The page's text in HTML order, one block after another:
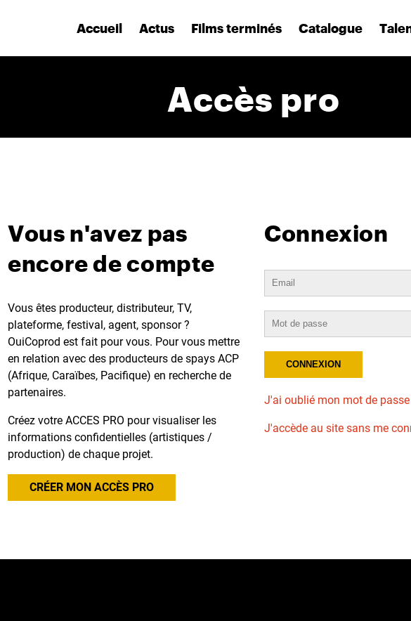
Accueil Actus Films terminés Catalogue
Accès pro
Vous n'avez pas
encore de compte
Vous êtes producteur, distributeur, TV,
plateforme, festival, agent, sponsor ?
OuiCoprod est fait pour vous. Pour vous mettre
en relation avec des producteurs de spays ACP
(Afrique, Caraïbes, Pacifique) en recherche de
partenaires.
Créez votre ACCES PRO pour visualiser les
informations confidentielles (artistiques /
production) de chaque projet.
CRÉER MON ACCÈS PRO
Connexion
J'ai oublié mon mot de passe
J'accède au site sans me